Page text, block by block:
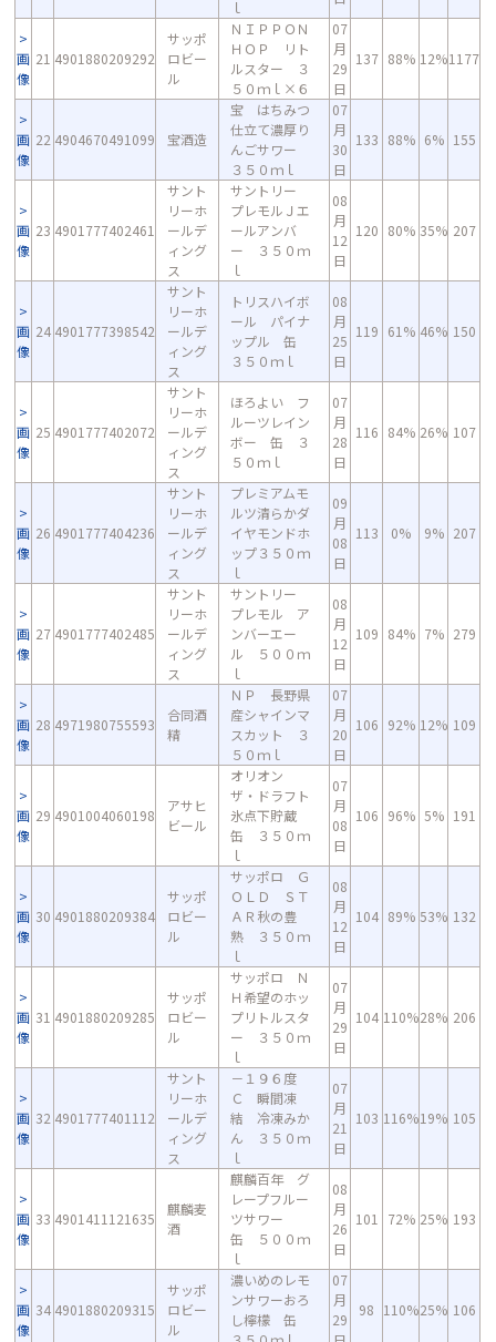
ｌ
画
像
21 4901880209292
サッポ
ロビー
ル
ＮＩＰＰＯＮ
ＨＯＰ リト
ルスター ３
５０ｍｌ×６
07
月
29
日
137 88% 12%1177
画
像
22 4904670491099 宝酒造
宝 はちみつ
仕立て濃厚り
んごサワー
３５０ｍｌ
07
月
30
日
133 88% 6% 155
画
像
23 4901777402461
サント
リーホ
ールデ
ィング
ス
サントリー
プレモルＪエ
ールアンバ
ー ３５０ｍ
ｌ
08
月
12
日
120 80% 35% 207
画
像
24 4901777398542
サント
リーホ
ールデ
ィング
ス
トリスハイボ
ール パイナ
ップル 缶
３５０ｍｌ
08
月
25
日
119 61% 46% 150
画
像
25 4901777402072
サント
リーホ
ールデ
ィング
ス
ほろよい フ
ルーツレイン
ボー 缶 ３
５０ｍｌ
07
月
28
日
116 84% 26% 107
画
像
26 4901777404236
サント
リーホ
ールデ
ィング
ス
プレミアムモ
ルツ清らかダ
イヤモンドホ
ップ３５０ｍ
ｌ
09
月
08
日
113 0% 9% 207
画
像
27 4901777402485
サント
リーホ
ールデ
ィング
ス
サントリー
プレモル ア
ンバーエー
ル ５００ｍ
ｌ
08
月
12
日
109 84% 7% 279
画
像
28 4971980755593
合同酒
精
ＮＰ 長野県
産シャインマ
スカット ３
５０ｍｌ
07
月
20
日
106 92% 12% 109
画
像
29 4901004060198
アサヒ
ビール
オリオン
ザ・ドラフト
氷点下貯蔵
缶 ３５０ｍ
ｌ
07
月
08
日
106 96% 5% 191
画
像
30 4901880209384
サッポ
ロビー
ル
サッポロ Ｇ
ＯＬＤ ＳＴ
ＡＲ秋の豊
熟 ３５０ｍ
ｌ
08
月
12
日
104 89% 53% 132
画
像
31 4901880209285
サッポ
ロビー
ル
サッポロ Ｎ
Ｈ希望のホッ
プリトルスタ
ー ３５０ｍ
ｌ
07
月
29
日
104 110%28% 206
画
像
32 4901777401112
サント
リーホ
ールデ
ィング
ス
－１９６度
Ｃ 瞬間凍
結 冷凍みか
ん ３５０ｍ
ｌ
07
月
21
日
103 116%19% 105
画
像
33 4901411121635
麒麟麦
酒
麒麟百年 グ
レープフルー
ツサワー
缶 ５００ｍ
ｌ
08
月
26
日
101 72% 25% 193
画
像
34 4901880209315
サッポ
ロビー
ル
濃いめのレモ
ンサワーおろ
し檸檬 缶
07
月
29
98 110%25% 106